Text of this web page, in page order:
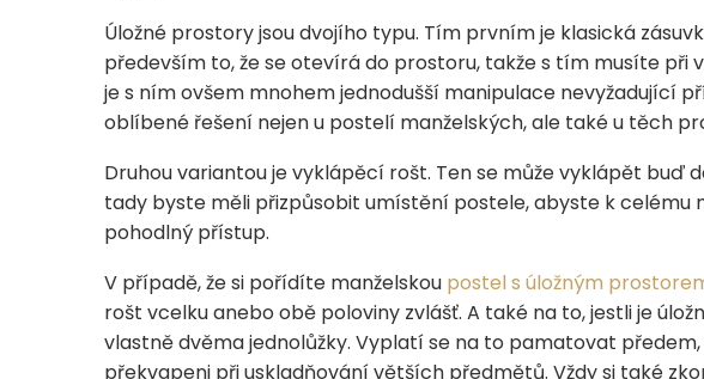
Úložné prostory jsou dvojího typu. Tím prvním je klasická
především to, že se otevírá do prostoru, takže s tím musíte při
je s ním ovšem mnohem jednodušší manipulace nevyžadující
oblíbené řešení nejen u postelí manželských, ale také u těch
Druhou variantou je vyklápěcí rošt. Ten se může vyklápět buď
tady byste měli přizpůsobit umístění postele, abyste k celému
pohodlný přístup.
V případě, že si pořídíte manželskou postel s úložným
rošt vcelku anebo obě poloviny zvlášť. A také na to, jestli je
vlastně dvěma jednolůžky. Vyplatí se na to pamatovat
překvapeni při uskladňování větších předmětů. Vždy si také